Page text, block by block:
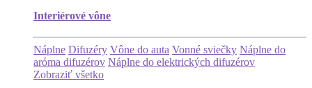
Interiérové vône
Náplne Difuzéry Vône do auta Vonné sviečky Náplne do
aróma difuzérov Náplne do elektrických difuzérov
Zobraziť všetko